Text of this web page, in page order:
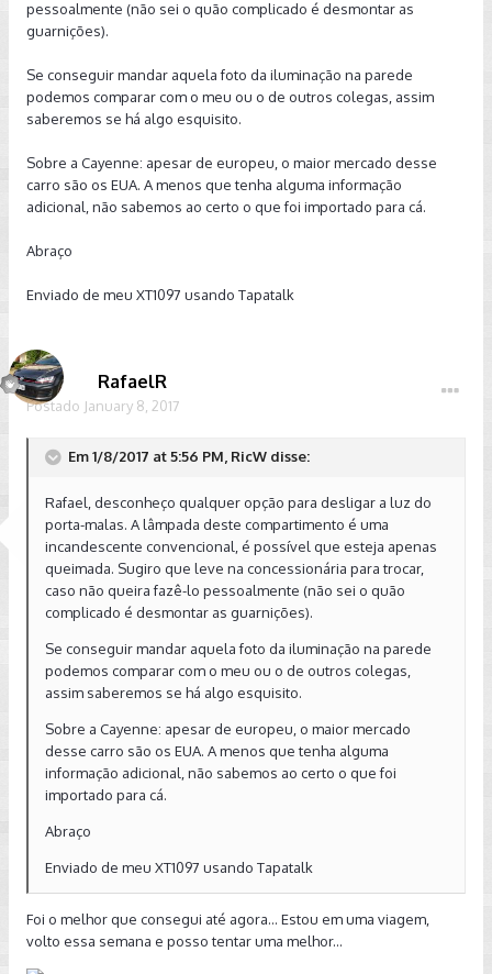
pessoalmente (não sei o quão complicado é desmontar as
guarnições).
Se conseguir mandar aquela foto da iluminação na parede
podemos comparar com o meu ou o de outros colegas, assim
saberemos se há algo esquisito.
Sobre a Cayenne: apesar de europeu, o maior mercado desse
carro são os EUA. A menos que tenha alguma informação
adicional, não sabemos ao certo o que foi importado para cá.
Abraço
Enviado de meu XT1097 usando Tapatalk
RafaelR
Postado January 8, 2017
Em 1/8/2017 at 5:56 PM, RicW disse:
Rafael, desconheço qualquer opção para desligar a luz do
porta-malas. A lâmpada deste compartimento é uma
incandescente convencional, é possível que esteja apenas
queimada. Sugiro que leve na concessionária para trocar,
caso não queira fazê-lo pessoalmente (não sei o quão
complicado é desmontar as guarnições).
Se conseguir mandar aquela foto da iluminação na parede
podemos comparar com o meu ou o de outros colegas,
assim saberemos se há algo esquisito.
Sobre a Cayenne: apesar de europeu, o maior mercado
desse carro são os EUA. A menos que tenha alguma
informação adicional, não sabemos ao certo o que foi
importado para cá.
Abraço
Enviado de meu XT1097 usando Tapatalk
Foi o melhor que consegui até agora... Estou em uma viagem,
volto essa semana e posso tentar uma melhor...